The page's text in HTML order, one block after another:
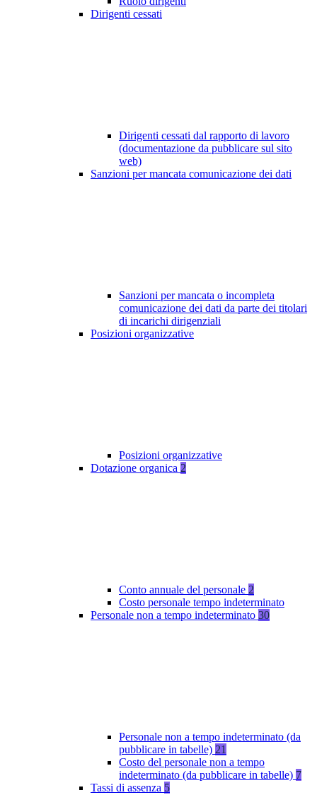
Dirigenti cessati
Dirigenti cessati dal rapporto di lavoro
(documentazione da pubblicare sul sito
web)
Sanzioni per mancata comunicazione dei dati
Sanzioni per mancata o incompleta
comunicazione dei dati da parte dei titolari
di incarichi dirigenziali
Posizioni organizzative
Posizioni organizzative
Dotazione organica 2
Conto annuale del personale 2
Costo personale tempo indeterminato
Personale non a tempo indeterminato 30
Personale non a tempo indeterminato (da
pubblicare in tabelle) 21
Costo del personale non a tempo
indeterminato (da pubblicare in tabelle) 7
Tassi di assenza 5